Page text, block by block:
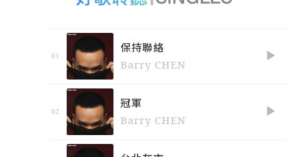
保持聯絡
Barry CHEN
冠軍
Barry CHEN